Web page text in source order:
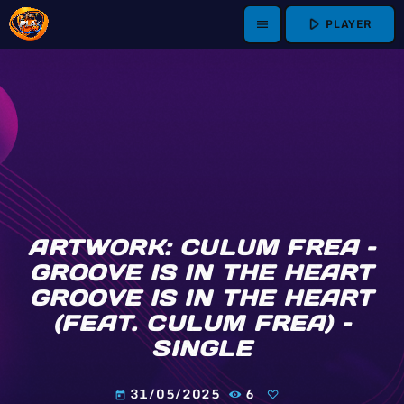
menu play_arrow PLAYER
ARTWORK: CULUM FREA –
GROOVE IS IN THE HEART
GROOVE IS IN THE HEART
(FEAT. CULUM FREA) –
SINGLE
today 31/05/2025 6